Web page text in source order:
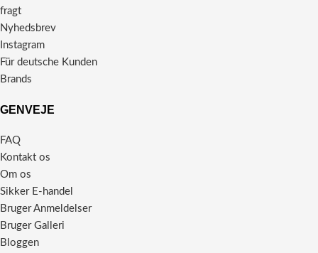
fragt
Nyhedsbrev
Instagram
Für deutsche Kunden
Brands
GENVEJE
FAQ
Kontakt os
Om os
Sikker E-handel
Bruger Anmeldelser
Bruger Galleri
Bloggen